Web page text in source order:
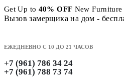
Get Up to 40% OFF New Furniture
Вызов замерщика на дом -
ЕЖЕДНЕВНО С 10 ДО 21 ЧАСОВ
+7 (961) 786 34 24
+7 (961) 788 73 74